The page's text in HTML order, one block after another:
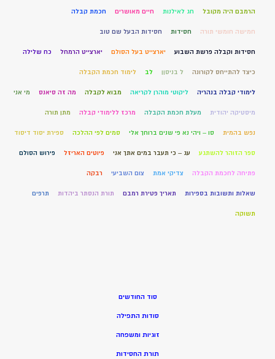
הרמבם היה מקובל חג לאילנות חיים מאושרים חכמת קבלה
חמישה חומשי תורה חסידות חסידות הבעל שם טוב
חסידות וקבלה פרשת השבוע יארצייט בעל הסולם יארצייט הרמחל כח שלילה
כיצד להתייחס לקורונה ל בניסןן לב לימוד חכמת הקבלה
לימודי קבלה בנהריה ליקוטי מוהרן לקריאה מבוא לקבלה מה זה סיאנס מי אני
מיסטיקה יהודית מעלת חכמת הקבלה מרכז ללימודי קבלה מתן תורה
נפש בהמית סו – ויהי נא פי שנים ברוחך אלי סמים לפי ההלכה ספירת יסוד דיסוד
ספר הזוהר להשתגע עג – כי תעבר במים אתך אני פיוטים האריזל פירוש הסולם
פתיחה לחכמת הקבלה צדיקי אמת צום השביעי רבקה
שאלות ותשובות בספירות תאריך פטירת רמבם תורת הנסתר ביהדות תרפים
תשוקה
סוד החודשים
סודות התפילה
זוגיות ומשפחה
תורת החסידות